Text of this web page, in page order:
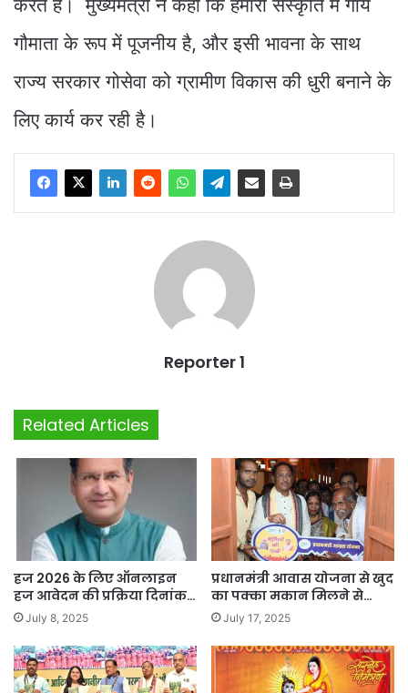
करते हैं। मुख्यमंत्री ने कहा कि हमारी संस्कृति में गाय
गौमाता के रूप में पूजनीय है, और इसी भावना के साथ
राज्य सरकार गोसेवा को ग्रामीण विकास की धुरी बनाने के
लिए कार्य कर रही है।
Reporter 1
Related Articles
हज 2026 के लिए ऑनलाइन
हज आवेदन की प्रक्रिया दिनांक…
July 8, 2025
प्रधानमंत्री आवास योजना से खुद
का पक्का मकान मिलने से…
July 17, 2025